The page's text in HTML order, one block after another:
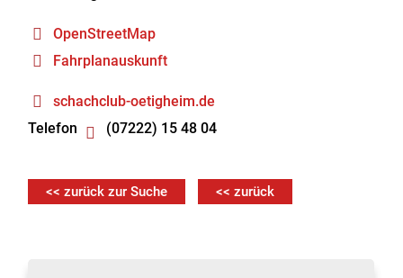
OpenStreetMap
Fahrplanauskunft
schachclub-oetigheim.de
Telefon
(07222) 15 48 04
<< zurück zur Suche << zurück